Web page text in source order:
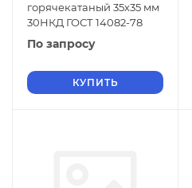
горячекатаный 35х35 мм
30НКД ГОСТ 14082-78
По запросу
КУПИТЬ